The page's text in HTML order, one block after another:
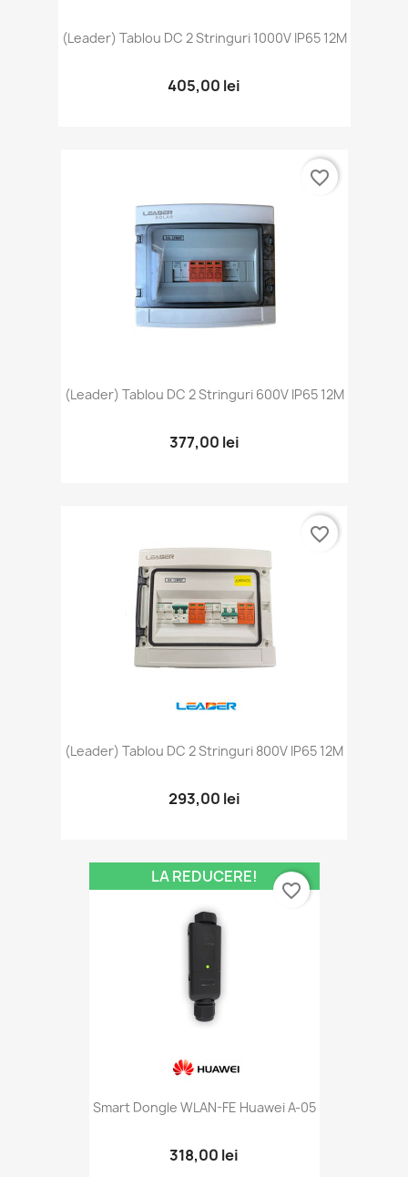
(Leader) Tablou DC 2 Stringuri 1000V IP65 12M
405,00 lei
(Leader) Tablou DC 2 Stringuri 600V IP65 12M
377,00 lei
favorite_border
(Leader) Tablou DC 2 Stringuri 800V IP65 12M
293,00 lei
favorite_border
Smart Dongle WLAN-FE Huawei A-05
318,00 lei
LA REDUCERE!
favorite_border